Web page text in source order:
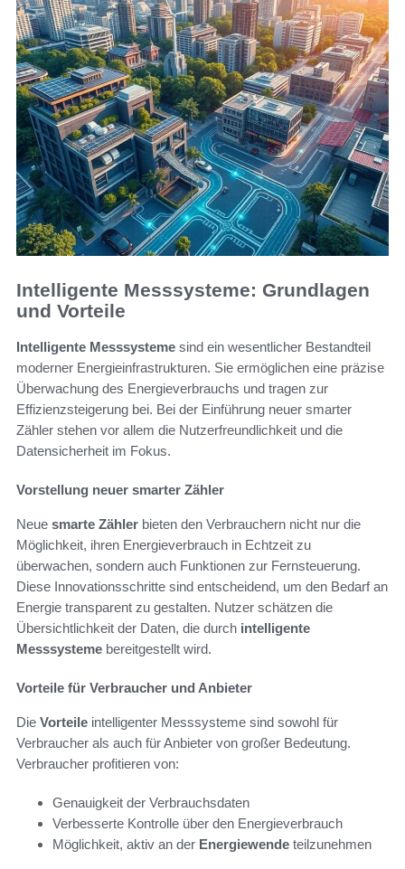
Intelligente Messsysteme: Grundlagen
und Vorteile
Intelligente Messsysteme sind ein wesentlicher Bestandteil
moderner Energieinfrastrukturen. Sie ermöglichen eine präzise
Überwachung des Energieverbrauchs und tragen zur
Effizienzsteigerung bei. Bei der Einführung neuer smarter
Zähler stehen vor allem die Nutzerfreundlichkeit und die
Datensicherheit im Fokus.
Vorstellung neuer smarter Zähler
Neue smarte Zähler bieten den Verbrauchern nicht nur die
Möglichkeit, ihren Energieverbrauch in Echtzeit zu
überwachen, sondern auch Funktionen zur Fernsteuerung.
Diese Innovationsschritte sind entscheidend, um den Bedarf an
Energie transparent zu gestalten. Nutzer schätzen die
Übersichtlichkeit der Daten, die durch intelligente
Messsysteme bereitgestellt wird.
Vorteile für Verbraucher und Anbieter
Die Vorteile intelligenter Messsysteme sind sowohl für
Verbraucher als auch für Anbieter von großer Bedeutung.
Verbraucher profitieren von:
Genauigkeit der Verbrauchsdaten
Verbesserte Kontrolle über den Energieverbrauch
Möglichkeit, aktiv an der Energiewende teilzunehmen